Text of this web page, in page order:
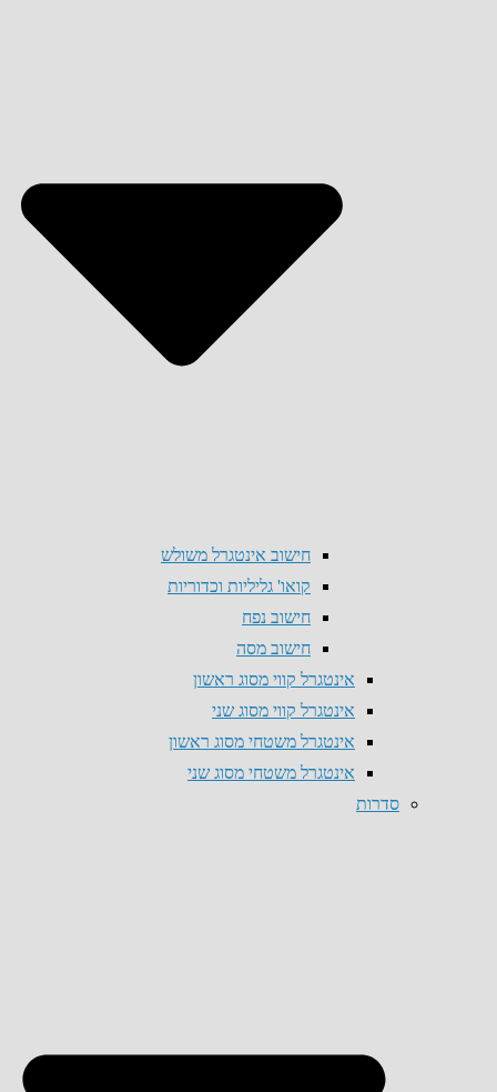
חישוב אינטגרל משולש
קואו' גליליות וכדוריות
חישוב נפח
חישוב מסה
אינטגרל קווי מסוג ראשון
אינטגרל קווי מסוג שני
אינטגרל משטחי מסוג ראשון
אינטגרל משטחי מסוג שני
סדרות